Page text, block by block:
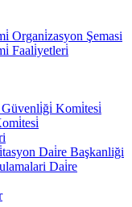
Organi̇zasyon Şemasi
Faali̇yetleri̇
Komi̇tesi̇
Dai̇re Başkanliği
Dai̇re